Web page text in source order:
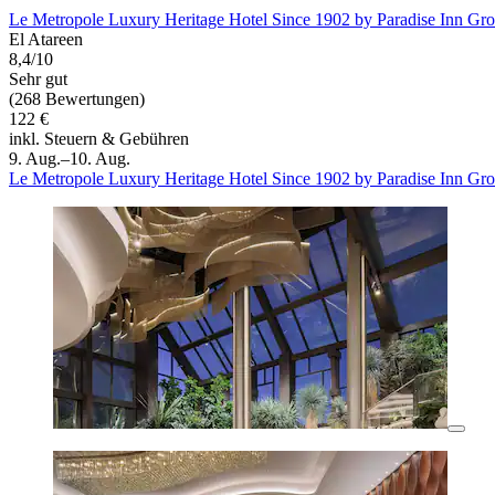
Le Metropole Luxury Heritage Hotel Since 1902 by Paradise Inn
El Atareen
8,4/10
Sehr gut
(268 Bewertungen)
122 €
inkl. Steuern & Gebühren
9. Aug.–10. Aug.
Le Metropole Luxury Heritage Hotel Since 1902 by Paradise Inn